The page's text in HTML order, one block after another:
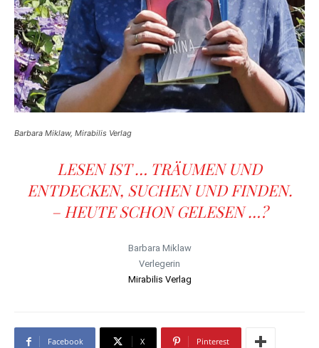
Barbara Miklaw, Mirabilis Verlag
LESEN IST … TRÄUMEN UND
ENTDECKEN, SUCHEN UND FINDEN.
– HEUTE SCHON GELESEN …?
Barbara Miklaw
Verlegerin
Mirabilis Verlag
Facebook X Pinterest